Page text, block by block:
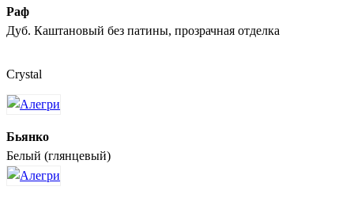
Раф
Дуб. Каштановый без патины, прозрачная отделка
Crystal
Бьянко
Белый (глянцевый)